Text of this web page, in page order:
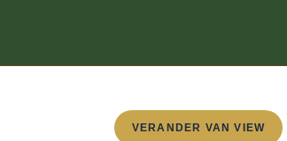
VERANDER VAN VIEW